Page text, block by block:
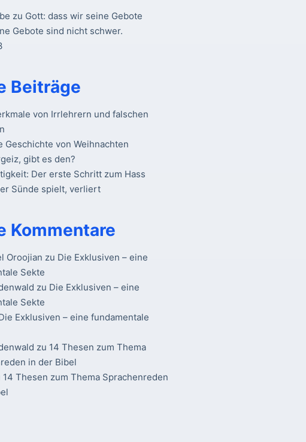
zu Gott: dass wir seine Gebote
Gebote sind nicht schwer.
Beiträge
von Irrlehrern und falschen
Geschichte von Weihnachten
gibt es den?
Der erste Schritt zum Hass
Sünde spielt, verliert
Kommentare
Oroojian zu Die Exklusiven – eine
Sekte
zu Die Exklusiven – eine
Sekte
Exklusiven – eine fundamentale
zu 14 Thesen zum Thema
in der Bibel
14 Thesen zum Thema Sprachenreden